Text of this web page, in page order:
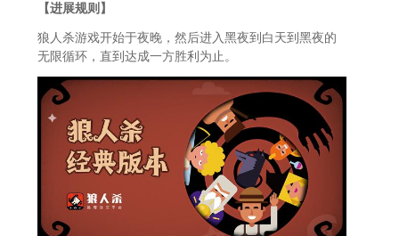
【进展规则】
狼人杀游戏开始于夜晚，然后进入黑夜到白天到黑夜的
无限循环，直到达成一方胜利为止。